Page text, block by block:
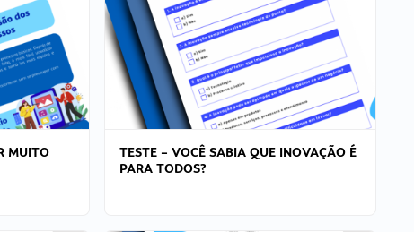
MUITO
TESTE – VOCÊ SABIA QUE INOVAÇÃO É
PARA TODOS?